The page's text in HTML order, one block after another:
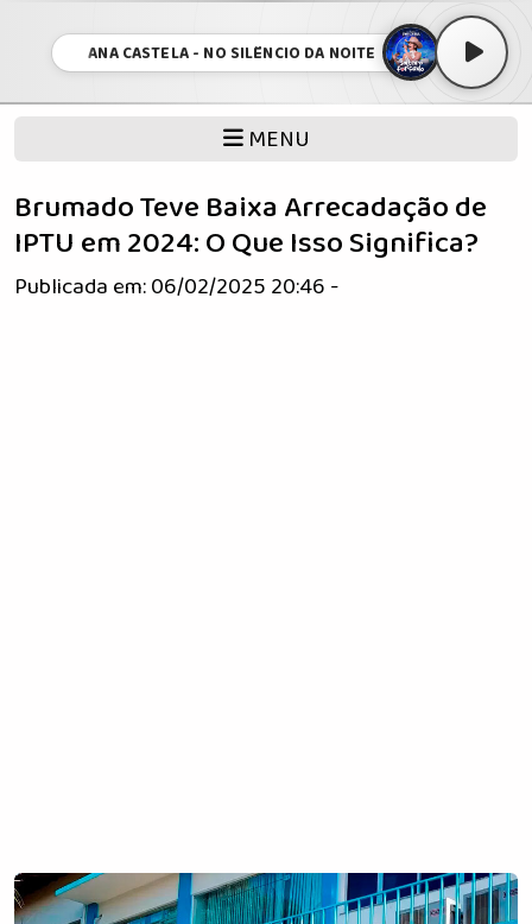
ANA CASTELA - NO SILÊNCIO DA NOITE
MENU
Brumado Teve Baixa Arrecadação de
IPTU em 2024: O Que Isso Significa?
Publicada em: 06/02/2025 20:46 -